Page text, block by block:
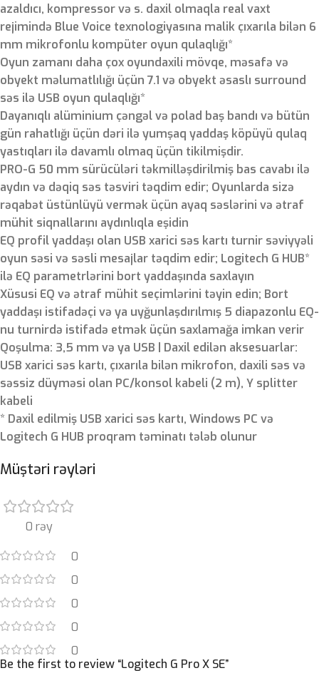
azaldıcı, kompressor və s. daxil olmaqla real vaxt
rejimində Blue Voice texnologiyasına malik çıxarıla bilən 6
mm mikrofonlu kompüter oyun qulaqlığı*
Oyun zamanı daha çox oyundaxili mövqe, məsafə və
obyekt məlumatlılığı üçün 7.1 və obyekt əsaslı surround
səs ilə USB oyun qulaqlığı*
Dayanıqlı alüminium çəngəl və polad baş bandı və bütün
gün rahatlığı üçün dəri ilə yumşaq yaddaş köpüyü qulaq
yastıqları ilə davamlı olmaq üçün tikilmişdir.
PRO-G 50 mm sürücüləri təkmilləşdirilmiş bas cavabı ilə
aydın və dəqiq səs təsviri təqdim edir; Oyunlarda sizə
rəqabət üstünlüyü vermək üçün ayaq səslərini və ətraf
mühit siqnallarını aydınlıqla eşidin
EQ profil yaddaşı olan USB xarici səs kartı turnir səviyyəli
oyun səsi və səsli mesajlar təqdim edir; Logitech G HUB*
ilə EQ parametrlərini bort yaddaşında saxlayın
Xüsusi EQ və ətraf mühit seçimlərini təyin edin; Bort
yaddaşı istifadəçi və ya uyğunlaşdırılmış 5 diapazonlu EQ-
nu turnirdə istifadə etmək üçün saxlamağa imkan verir
Qoşulma: 3,5 mm və ya USB | Daxil edilən aksesuarlar:
USB xarici səs kartı, çıxarıla bilən mikrofon, daxili səs və
səssiz düyməsi olan PC/konsol kabeli (2 m), Y splitter
kabeli
* Daxil edilmiş USB xarici səs kartı, Windows PC və
Logitech G HUB proqram təminatı tələb olunur
Müştəri rəyləri
0 rəy
0
0
0
0
0
Be the first to review “Logitech G Pro X SE”